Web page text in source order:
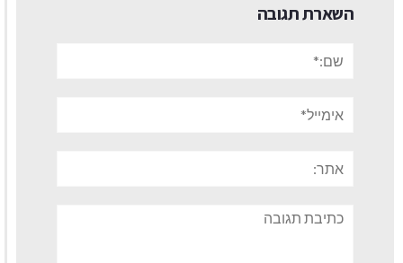
השארת תגובה
תגובה